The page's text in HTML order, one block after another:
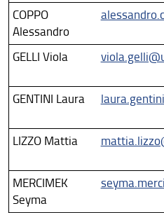
COPPO
Alessandro
GELLI Viola
GENTINI Laura
LIZZO Mattia
MERCIMEK
Seyma
Deadlines 3rd year (cycle 39)
Supervisors’ deadlines
Past Programmes
Archives